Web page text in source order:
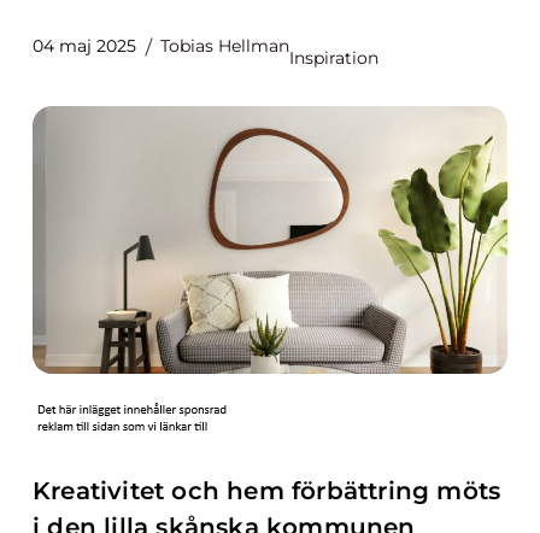
04 maj 2025 Tobias Hellman
Inspiration
Kreativitet och hem förbättring möts
i den lilla skånska kommunen